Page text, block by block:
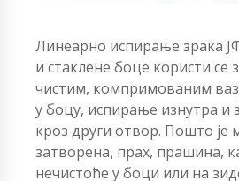
Линеарно испирање зрака
и стаклене боце користи се
чистим, компримованим
у боцу, испирање изнутра и
кроз други отвор. Пошто
затворена, прах, прашина,
нечистоће у боци или на